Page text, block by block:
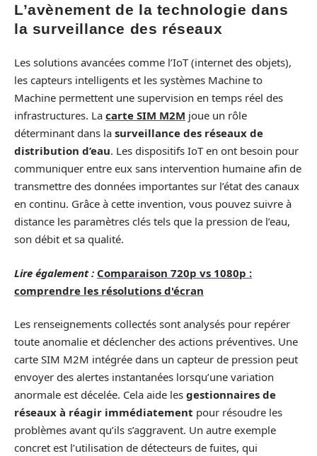
L’avènement de la technologie dans
la surveillance des réseaux
Les solutions avancées comme l’IoT (internet des objets),
les capteurs intelligents et les systèmes Machine to
Machine permettent une supervision en temps réel des
infrastructures. La carte SIM M2M joue un rôle
déterminant dans la surveillance des réseaux de
distribution d’eau. Les dispositifs IoT en ont besoin pour
communiquer entre eux sans intervention humaine afin de
transmettre des données importantes sur l’état des canaux
en continu. Grâce à cette invention, vous pouvez suivre à
distance les paramètres clés tels que la pression de l’eau,
son débit et sa qualité.
Lire également : Comparaison 720p vs 1080p :
comprendre les résolutions d'écran
Les renseignements collectés sont analysés pour repérer
toute anomalie et déclencher des actions préventives. Une
carte SIM M2M intégrée dans un capteur de pression peut
envoyer des alertes instantanées lorsqu’une variation
anormale est décelée. Cela aide les gestionnaires de
réseaux à réagir immédiatement pour résoudre les
problèmes avant qu’ils s’aggravent. Un autre exemple
concret est l’utilisation de détecteurs de fuites, qui